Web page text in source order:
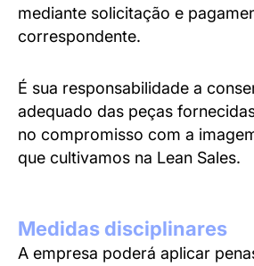
mediante solicitação e
correspondente.
É sua responsabilidade a
adequado das peças
no compromisso com a
que cultivamos na Lean Sales.
Medidas disciplinares
A empresa poderá aplicar